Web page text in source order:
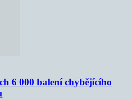
6 000 balení chybějícího